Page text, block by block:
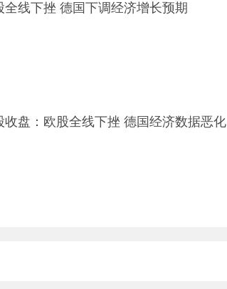
全线下挫 德国下调经济增长预期
收盘：欧股全线下挫 德国经济数据恶化